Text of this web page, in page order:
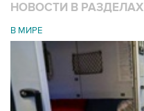
НОВОСТИ В РАЗДЕЛАХ
В МИРЕ